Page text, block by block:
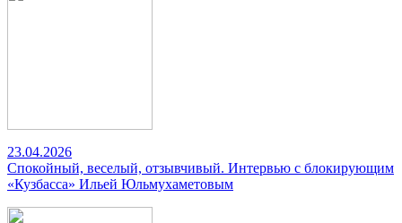
23.04.2026
Спокойный, веселый, отзывчивый. Интервью с блокирующим
«Кузбасса» Ильей Юльмухаметовым